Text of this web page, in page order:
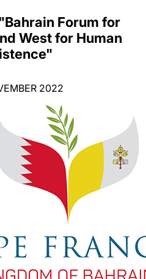
Forum for
West for Human
2022